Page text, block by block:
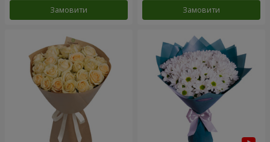
Замовити Замовити